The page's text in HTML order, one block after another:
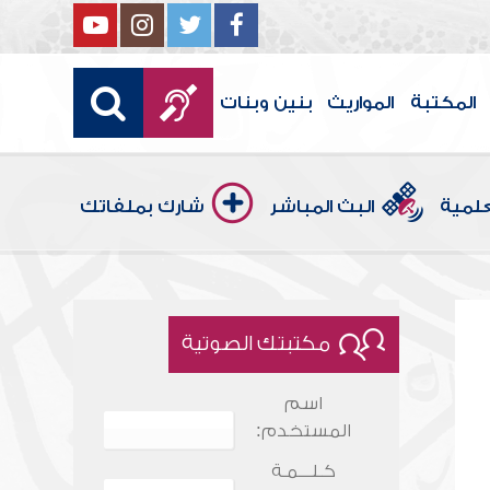
المكتبة المواريث بنين وبنات
البث المباشر شارك بملفاتك
مكتبتك الصوتية
اسم
المستخدم:
كـلـــمـة